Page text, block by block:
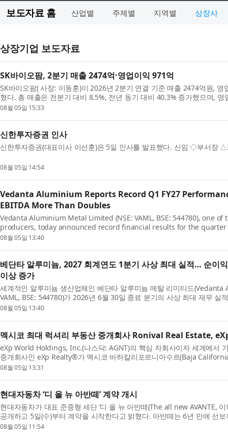
보도자료 홈 산업별 주제별 지역별 상장사
상장기업 보도자료
SK바이오팜, 2분기 매출 2474억·영업이익 971억
SK바이오팜( 사장: 이동훈)이 2026년 2분기 연결 기준 매출 2474억원,
혔다. 총 매출은 전분기 대비 8.5%, 전년 동기 대비 40.3% 증가했으며,
동기 대비 56.9% 성장해 일회성 용역수익이 반영된 ...
08월 05일 15:33
신한투자증권 인사
신한투자증권(대표이사 이선훈)은 5일 인사를 발표했다. 신임 ◇부서장
08월 05일 14:54
Vedanta Aluminium Reports Record Q1 FY27
EBITDA More Than Doubles
Vedanta Aluminium Metal Limited (NSE: VAML, BSE: 544780), one
producers, today announced record financial results for the quarter
a strong debut as an independent listed company followi...
08월 05일 13:40
베단타 알루미늄, 2027 회계연도 1분기 사상 최대 실적… 순이
이상 증가
세계적인 알루미늄 생산업체인 베단타 알루미늄 메탈 리미티드
VAML, BSE: 544780)가 2026년 6월 30일 종료 분기의 사상 최대 재무 실
할 이후 독립 상장회사로서 성공적인 첫 출발을 알렸다...
08월 05일 13:40
멕시코 최대 럭셔리 부동산 중개회사 Ronival Real Estate,
eXp World Holdings, Inc.(나스닥: AGNT)의 핵심 자회사이자 세계에서
중개회사인 eXp Realty®가 멕시코 바하칼리포르니아수르(Baja
위 부동산 회사인 Ronival Real Estate(이하 Ronival)...
08월 05일 13:31
현대자동차 ‘디 올 뉴 아반떼’ 계약 개시
현대자동차가 대표 준중형 세단 ‘디 올 뉴 아반떼(The all new AVANTE,
공개하고 5일(수)부터 계약을 시작한다고 밝혔다. 아반떼는 6년 만에 선
정교한 선과 면을 중심으로 완성한 파격적인 디자...
08월 05일 11:54